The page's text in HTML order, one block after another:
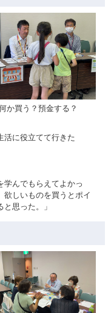
か買う？預金する？
活に役立てて行きた
学んでもらえてよかっ
欲しいものを買うとポイ
思った。」